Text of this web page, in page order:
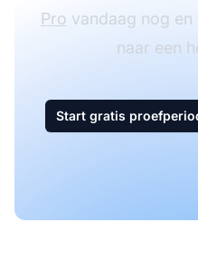
Pro vandaag nog en
naar een
Start gratis